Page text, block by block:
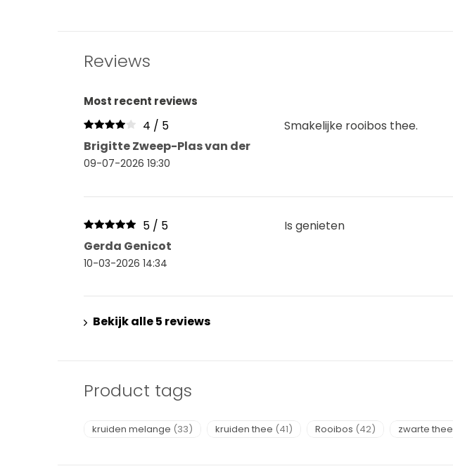
Reviews
Most recent reviews
4 / 5
Brigitte Zweep-Plas van der
09-07-2026 19:30
Smakelijke rooibos thee.
5 / 5
Gerda Genicot
10-03-2026 14:34
Is genieten
Bekijk alle 5 reviews
Product tags
kruiden melange (33) kruiden thee (41) Rooibos (42) zwarte thee